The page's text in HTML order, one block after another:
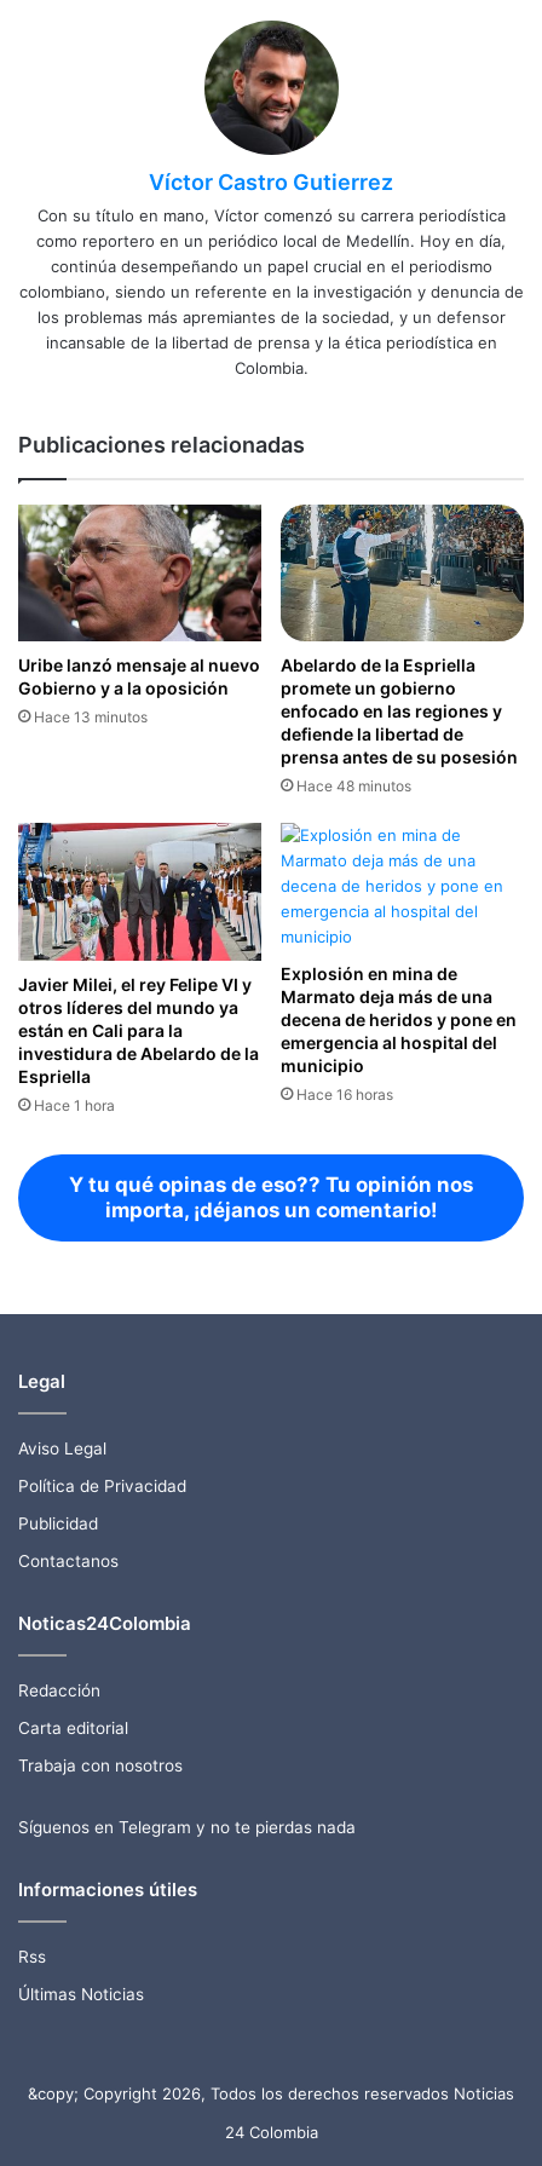
Víctor Castro Gutierrez
Con su título en mano, Víctor comenzó su carrera periodística
como reportero en un periódico local de Medellín. Hoy en día,
continúa desempeñando un papel crucial en el periodismo
colombiano, siendo un referente en la investigación y denuncia de
los problemas más apremiantes de la sociedad, y un defensor
incansable de la libertad de prensa y la ética periodística en
Colombia.
Publicaciones relacionadas
Uribe lanzó mensaje al nuevo
Gobierno y a la oposición
Hace 13 minutos
Abelardo de la Espriella
promete un gobierno
enfocado en las regiones y
defiende la libertad de
prensa antes de su posesión
Hace 48 minutos
Javier Milei, el rey Felipe VI y
otros líderes del mundo ya
están en Cali para la
investidura de Abelardo de la
Espriella
Hace 1 hora
Explosión en mina de
Marmato deja más de una
decena de heridos y pone en
emergencia al hospital del
municipio
Hace 16 horas
Y tu qué opinas de eso?? Tu opinión nos
importa, ¡déjanos un comentario!
Legal
Aviso Legal
Política de Privacidad
Publicidad
Contactanos
Noticas24Colombia
Redacción
Carta editorial
Trabaja con nosotros
Síguenos en Telegram y no te pierdas nada
Informaciones útiles
Rss
Últimas Noticias
&copy; Copyright 2026, Todos los derechos reservados Noticias
24 Colombia